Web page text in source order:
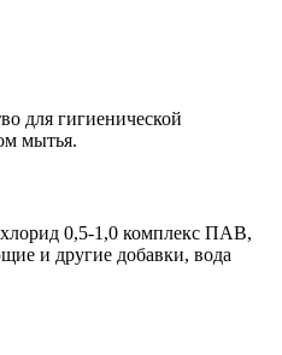
для гигиенической
мытья.
0,5-1,0 комплекс ПАВ,
и другие добавки, вода